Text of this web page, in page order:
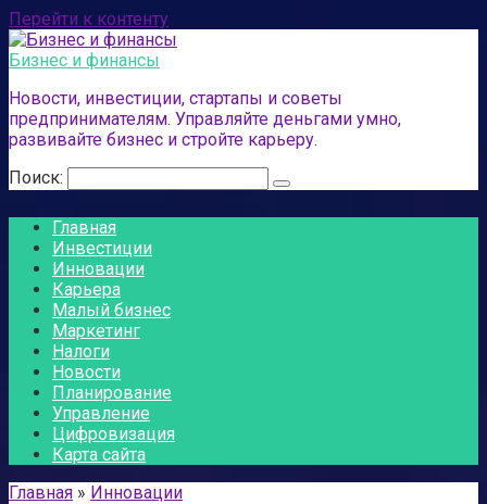
Перейти к контенту
Бизнес и финансы
Новости, инвестиции, стартапы и советы
предпринимателям. Управляйте деньгами умно,
развивайте бизнес и стройте карьеру.
Поиск:
Главная
Инвестиции
Инновации
Карьера
Малый бизнес
Маркетинг
Налоги
Новости
Планирование
Управление
Цифровизация
Карта сайта
Главная » Инновации